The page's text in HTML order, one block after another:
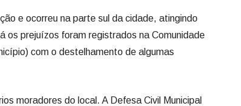
e ocorreu na parte sul da cidade, atingindo
os prejuízos foram registrados na Comunidade
com o destelhamento de algumas
moradores do local. A Defesa Civil Municipal